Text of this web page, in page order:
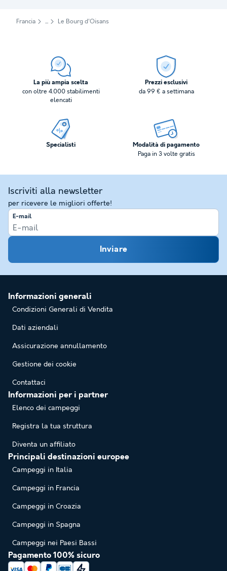
Francia Le Bourg d'Oisans
La più ampia scelta
con oltre 4.000 stabilimenti
elencati
Prezzi esclusivi
da 99 € a settimana
Specialisti Modalità di pagamento
Paga in 3 volte gratis
Iscriviti alla newsletter
per ricevere le migliori offerte!
E-mail
Inviare
Informazioni generali
Condizioni Generali di Vendita
Dati aziendali
Assicurazione annullamento
Gestione dei cookie
Contattaci
Informazioni per i partner
Elenco dei campeggi
Registra la tua struttura
Diventa un affiliato
Principali destinazioni europee
Campeggi in Italia
Campeggi in Francia
Campeggi in Croazia
Campeggi in Spagna
Campeggi nei Paesi Bassi
Pagamento 100% sicuro